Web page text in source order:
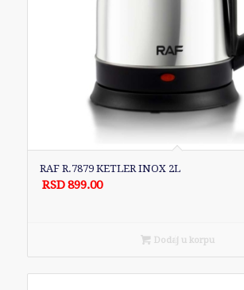
RAF R.7879 KETLER INOX 2L
RSD899.00
Dodaj u korpu